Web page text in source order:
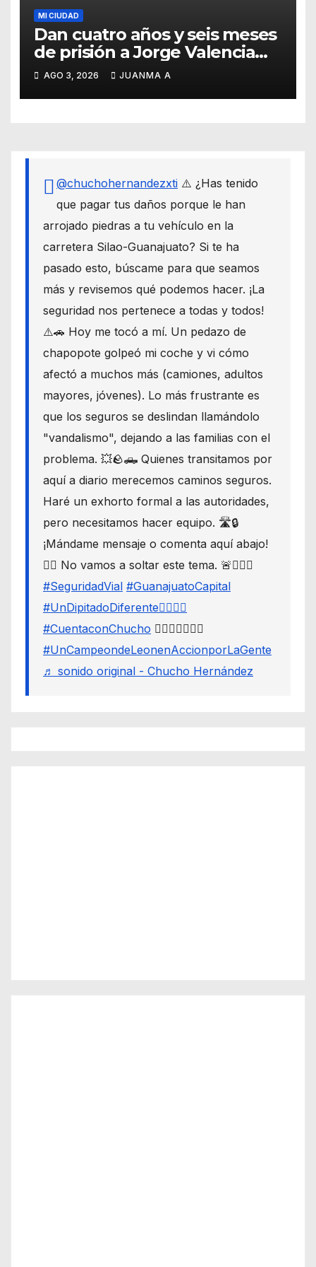
MI CIUDAD
Dan cuatro años y seis meses
de prisión a Jorge Valencia
Gallo por el delito de cohecho
AGO 3, 2026 JUANMA A
@chuchohernandezxti ⚠️ ¿Has tenido
que pagar tus daños porque le han
arrojado piedras a tu vehículo en la
carretera Silao-Guanajuato? Si te ha
pasado esto, búscame para que seamos
más y revisemos qué podemos hacer. ¡La
seguridad nos pertenece a todas y todos!
⚠️🚗 Hoy me tocó a mí. Un pedazo de
chapopote golpeó mi coche y vi cómo
afectó a muchos más (camiones, adultos
mayores, jóvenes). Lo más frustrante es
que los seguros se deslindan llamándolo
"vandalismo", dejando a las familias con el
problema. 💥🪨🛻 Quienes transitamos por
aquí a diario merecemos caminos seguros.
Haré un exhorto formal a las autoridades,
pero necesitamos hacer equipo. 🛣️🔒
¡Mándame mensaje o comenta aquí abajo!
👇🏼 No vamos a soltar este tema. 🚨🙋🏾‍♂️
#SeguridadVial #GuanajuatoCapital
#UnDipitadoDiferente🙋🏽‍♂️⚖️
#CuentaconChucho 🙋🏾‍♂️✌🏾☝🏾
#UnCampeondeLeonenAccionporLaGente
♬ sonido original - Chucho Hernández